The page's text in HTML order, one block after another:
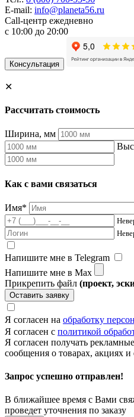
E-mail: info@planeta56.ru
Call-центр ежедневно
с 10:00 до 20:00
Консультация
✕
Рассчитать стоимость
Ширина, мм
Как с вами связаться
Имя*
Напишите мне в Telegram
Напишите мне в Max
Прикрепить файл (проект,
Оставить заявку
Я согласен на обработку
Я согласен с политикой
Я согласен получать
сообщения о товарах, акциях
Запрос успешно отправлен!
В ближайшее время с Вами
проведет уточнения по заказу